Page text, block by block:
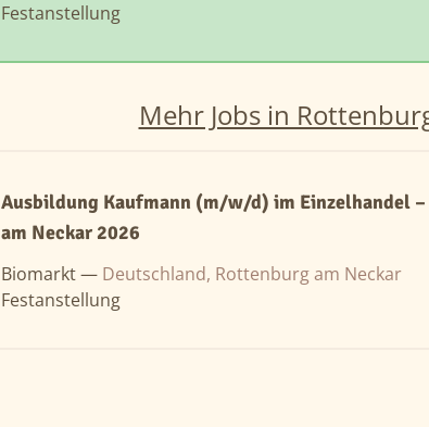
Festanstellung
Mehr Jobs in
Ausbildung Kaufmann (m/w/d) im Einzelhandel
am Neckar 2026
Biomarkt — Deutschland, Rottenburg am Neckar
Festanstellung